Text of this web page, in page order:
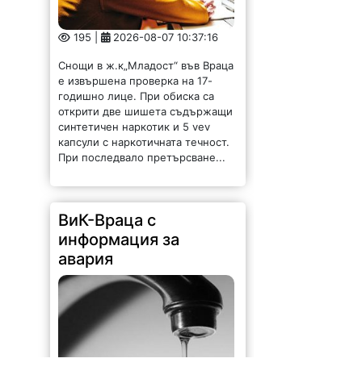
е извършена проверка на 17-
годишно лице. При обиска са
открити две шишета съдържащи
капсули с наркотичната течност.
При последвало претърсване...
ВиК-Враца с
информация за
авария
215 | 2026-08-07 10:31:48